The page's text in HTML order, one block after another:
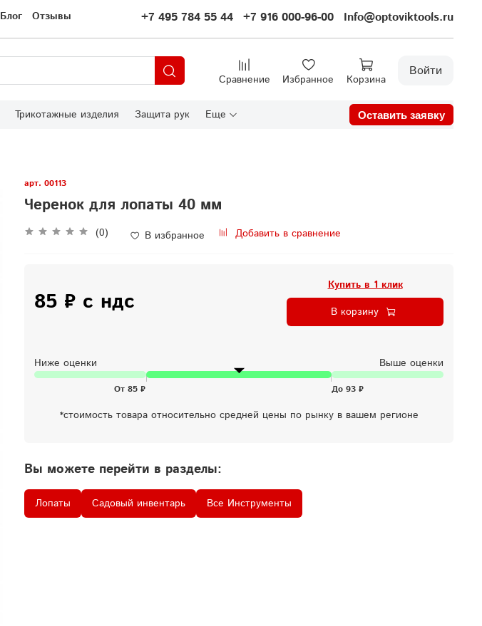
Блог Отзывы +7 495 784 55 44 +7 916 000-96-00 Info@optoviktools.ru
Сравнение Избранное Корзина
Войти
Трикотажные изделия Защита рук Еще Оставить заявку
арт. 00113
Черенок для лопаты 40 мм
(0) В избранное Добавить в сравнение
85 ₽ с ндс
Купить в 1 клик
В корзину
Ниже оценки Выше оценки
*стоимость товара относительно средней цены по рынку в вашем регионе
Вы можете перейти в разделы:
Лопаты Садовый инвентарь Все Инструменты